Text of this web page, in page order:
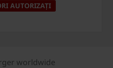
AUTORIZAȚI
worldwide